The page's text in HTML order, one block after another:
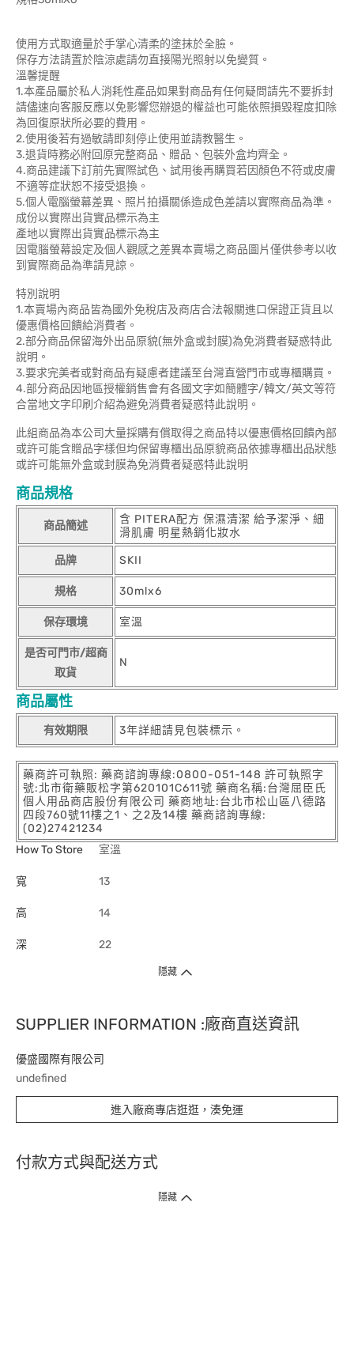
使用方式取適量於手掌心清柔的塗抹於全臉。
保存方法請置於陰涼處請勿直接陽光照射以免變質。
溫馨提醒
1.本產品屬於私人消耗性產品如果對商品有任何疑問請先不要拆封
請儘速向客服反應以免影響您辦退的權益也可能依照損毀程度扣除
為回復原狀所必要的費用。
2.使用後若有過敏請即刻停止使用並請教醫生。
3.退貨時務必附回原完整商品、贈品、包裝外盒均齊全。
4.商品建議下訂前先實際試色、試用後再購買若因顏色不符或皮膚
不適等症狀恕不接受退換。
5.個人電腦螢幕差異、照片拍攝關係造成色差請以實際商品為準。
成份以實際出貨實品標示為主
產地以實際出貨實品標示為主
因電腦螢幕設定及個人觀感之差異本賣場之商品圖片僅供參考以收
到實際商品為準請見諒。
特別說明
1.本賣場內商品皆為國外免稅店及商店合法報關進口保證正貨且以
優惠價格回饋給消費者。
2.部分商品保留海外出品原貌(無外盒或封膜)為免消費者疑惑特此
說明。
3.要求完美者或對商品有疑慮者建議至台灣直營門市或專櫃購買。
4.部分商品因地區授權銷售會有各國文字如簡體字/韓文/英文等符
合當地文字印刷介紹為避免消費者疑惑特此說明。
此組商品為本公司大量採購有償取得之商品特以優惠價格回饋內部
或許可能含贈品字樣但均保留專櫃出品原貌商品依據專櫃出品狀態
或許可能無外盒或封膜為免消費者疑惑特此說明
商品規格
商品簡述
含 PITERA配方 保濕清潔 給予潔淨、細
滑肌膚 明星熱銷化妝水
品牌 SKII
規格 30mlx6
保存環境 室溫
是否可門市/超商
取貨
N
商品屬性
有效期限 3年詳細請見包裝標示。
藥商許可執照: 藥商諮詢專線:0800-051-148 許可執照字
號:北市衛藥販松字第620101C611號 藥商名稱:台灣屈臣氏
個人用品商店股份有限公司 藥商地址:台北市松山區八德路
四段760號11樓之1、之2及14樓 藥商諮詢專線:
(02)27421234
How To Store
室溫
寬 13
高 14
深 22
隱藏
SUPPLIER INFORMATION :廠商直送資訊
優盛國際有限公司
undefined
進入廠商專店逛逛，湊免運
付款方式與配送方式
隱藏